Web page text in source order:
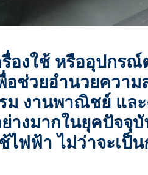
องใช้ หรืออุปกรณ์
อช่วยอำนวยควา
ม งานพาณิชย์ แล
งมากในยุคปัจจุบั
ไฟฟ้า ไม่ว่าจะเป็